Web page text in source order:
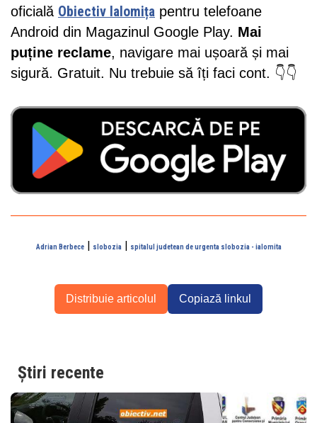
oficială Obiectiv Ialomița pentru telefoane
Android din Magazinul Google Play. Mai
puține reclame, navigare mai ușoară și mai
sigură. Gratuit. Nu trebuie să îți faci cont. 👇👇
Adrian Berbece| slobozia| spitalul judetean de urgenta slobozia - ialomita
Distribuie articolul Copiază linkul
Știri recente